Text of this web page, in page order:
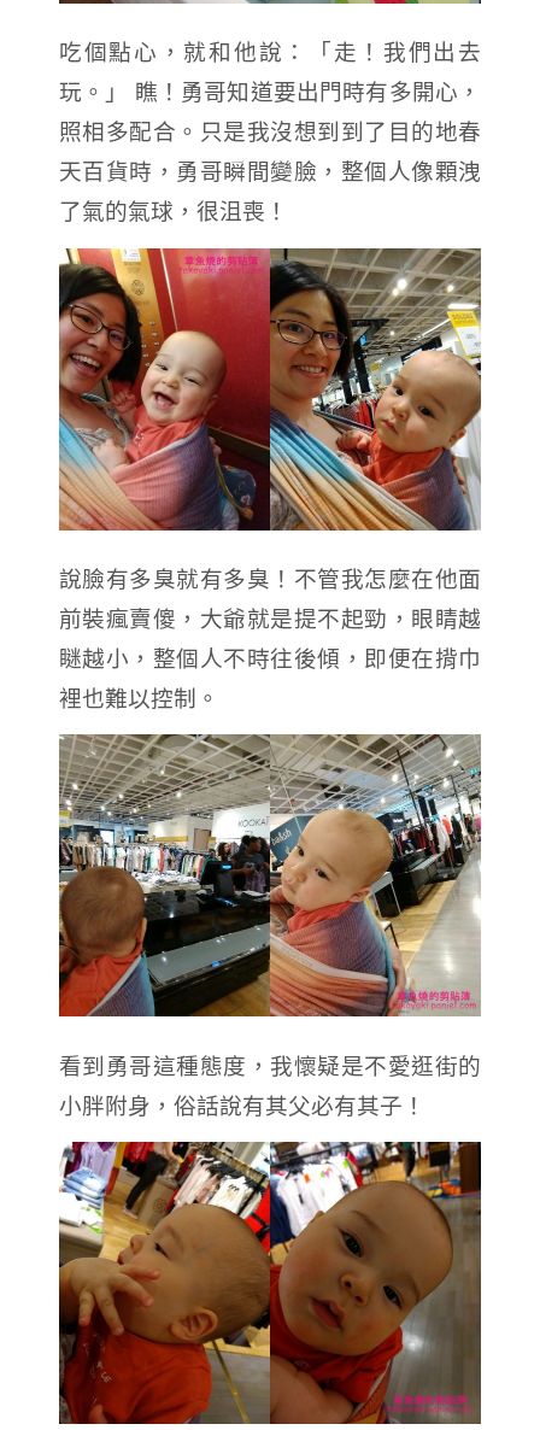
吃個點心，就和他說：「走！我們出去
玩。」 瞧！勇哥知道要出門時有多開心，
照相多配合。只是我沒想到到了目的地春
天百貨時，勇哥瞬間變臉，整個人像顆洩
了氣的氣球，很沮喪！
說臉有多臭就有多臭！不管我怎麼在他面
前裝瘋賣傻，大爺就是提不起勁，眼睛越
瞇越小，整個人不時往後傾，即便在揹巾
裡也難以控制。
看到勇哥這種態度，我懷疑是不愛逛街的
小胖附身，俗話說有其父必有其子！